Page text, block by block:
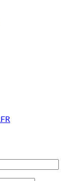
FR